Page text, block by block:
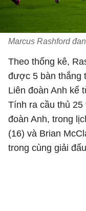
Marcus Rashford
Theo thống kê,
được 5 bàn thắng
Liên đoàn Anh kể
Tính ra cầu thủ 25
đoàn Anh, trong
(16) và Brian
trong cùng giải